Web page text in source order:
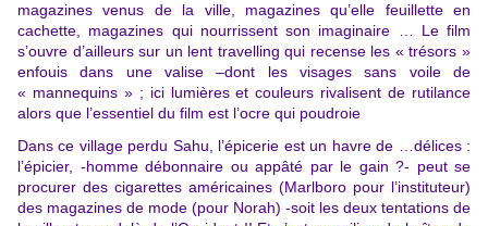
magazines venus de la ville, magazines qu’elle feuillette en
cachette, magazines qui nourrissent son imaginaire … Le film
s’ouvre d’ailleurs sur un lent travelling qui recense les « trésors »
enfouis dans une valise –dont les visages sans voile de
« mannequins » ; ici lumières et couleurs rivalisent de rutilance
alors que l’essentiel du film est l’ocre qui poudroie
Dans ce village perdu Sahu, l’épicerie est un havre de …délices :
l’épicier, -homme débonnaire ou appâté par le gain ?- peut se
procurer des cigarettes américaines (Marlboro pour l’instituteur)
des magazines de mode (pour Norah) -soit les deux tentations de